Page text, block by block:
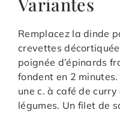
Remplacez la dinde
crevettes
poignée d’épinards
fondent en 2
une c. à café de
légumes. Un filet de